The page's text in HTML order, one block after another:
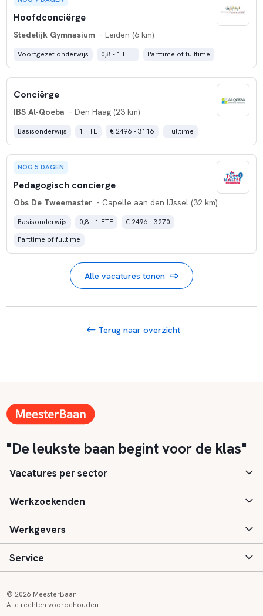
Hoofdconciërge
Stedelijk Gymnasium - Leiden (6 km)
Voortgezet onderwijs 0,8 - 1 FTE Parttime of fulltime
Conciërge
IBS Al-Qoeba - Den Haag (23 km)
Basisonderwijs 1 FTE € 2496 - 3116 Fulltime
NOG 5 DAGEN
Pedagogisch concierge
Obs De Tweemaster - Capelle aan den IJssel (32 km)
Basisonderwijs 0,8 - 1 FTE
€ 2496 - 3270
Parttime of fulltime
Alle vacatures tonen
Terug naar overzicht
"De leukste baan begint voor de klas"
Vacatures per sector
Basisonderwijs
Speciaal (basis) onderwijs
Voortgezet onderwijs
Werkzoekenden
Aanmelden
Vacatures
Werkgevers
Inloggen
Service
© 2026 MeesterBaan
Alle rechten voorbehouden